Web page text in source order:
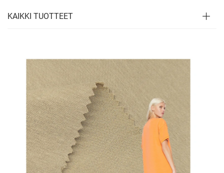
KAIKKI TUOTTEET